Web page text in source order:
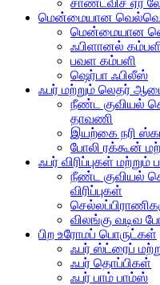
மென்மையான
மென்மையான
ஃபிளானல்
பவள கம்பளி
ஷெர்பா ஃபிலீஸ்
ஃபர் மற்றும் லெதர் ஆடை
நீண்ட குவியல்
தாவணி
இயற்கை நரி
போலி ரக்கூன்
ஃபர் விரிப்புகள் மற்றும்
நீண்ட குவியல்
விரிப்புகள்
விலங்கு வடிவ
பிற உரோமப் பொருட்கள்
ஃபர் ஸ்ட்ரைப்
ஃபர் தொப்பிகள்
ஃபர் பாம் பாம்ஸ்